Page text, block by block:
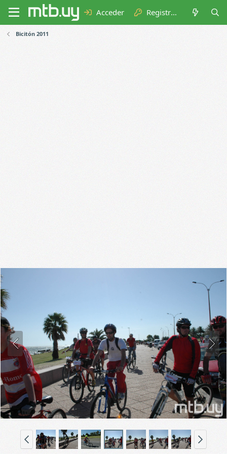
Acceder Registrarse
Bicitón 2011